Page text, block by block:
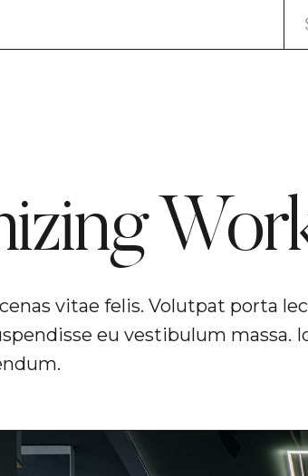
vitae felis. Volutpat porta
eu vestibulum massa.